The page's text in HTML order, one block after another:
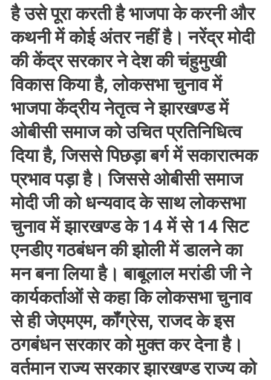
है उसे पूरा करती है भाजपा के करनी और
कथनी में कोई अंतर नहीं है। नरेंद्र मोदी
की केंद्र सरकार ने देश की चंहुमुखी
विकास किया है, लोकसभा चुनाव में
भाजपा केंद्रीय नेतृत्व ने झारखण्ड में
ओबीसी समाज को उचित प्रतिनिधित्व
दिया है, जिससे पिछड़ा बर्ग में सकारात्मक
प्रभाव पड़ा है। जिससे ओबीसी समाज
मोदी जी को धन्यवाद के साथ लोकसभा
चुनाव में झारखण्ड के 14 में से 14 सिट
एनडीए गठबंधन की झोली में डालने का
मन बना लिया है। बाबूलाल मरांडी जी ने
कार्यकर्ताओं से कहा कि लोकसभा चुनाव
से ही जेएमएम, कॉंग्रेस, राजद के इस
ठगबंधन सरकार को मुक्त कर देना है।
वर्तमान राज्य सरकार झारखण्ड राज्य को